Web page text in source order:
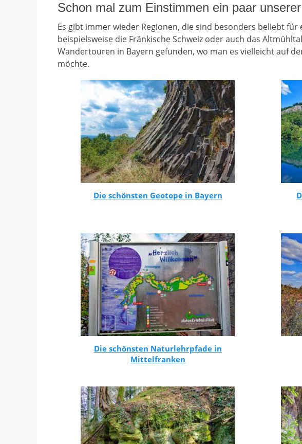
Schon mal zum Einstimmen ein paar
Es gibt immer wieder Regionen, die sind besonders beliebt für
beispielsweise die Fränkische Schweiz oder auch das
Wandertouren in Bayern gefunden, wo man es vielleicht auf
möchte.
Die schönsten Geotope in Bayern
Die schönsten Naturlehrpfade in
Mittelfranken